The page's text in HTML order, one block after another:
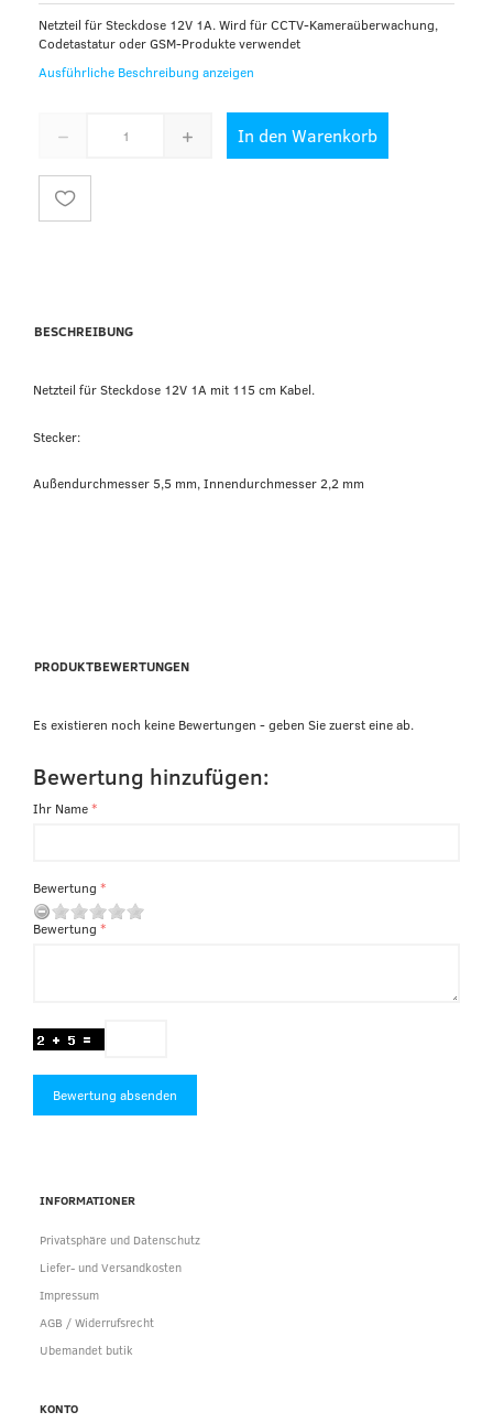
Netzteil für Steckdose 12V 1A. Wird für CCTV-Kameraüberwachung,
Codetastatur oder GSM-Produkte verwendet
Ausführliche Beschreibung anzeigen
In den Warenkorb
BESCHREIBUNG
Netzteil für Steckdose 12V 1A mit 115 cm Kabel.
Stecker:
Außendurchmesser 5,5 mm, Innendurchmesser 2,2 mm
PRODUKTBEWERTUNGEN
Es existieren noch keine Bewertungen - geben Sie zuerst eine ab.
Bewertung hinzufügen:
Ihr Name
Bewertung
Bewertung
Bewertung absenden
INFORMATIONER
Privatsphäre und Datenschutz
Liefer- und Versandkosten
Impressum
AGB / Widerrufsrecht
Ubemandet butik
KONTO